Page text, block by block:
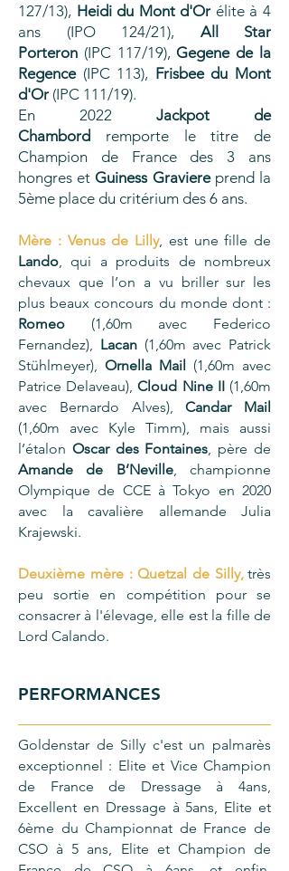
127/13), Heidi du Mont d'Or élite à 4
ans (IPO 124/21), All Star
Porteron (IPC 117/19),Gegene de la
Regence(IPC 113), Frisbee du Mont
d'Or (IPC 111/19).
En 2022 Jackpot de
Chambord remporte le titre de
Champion de France des 3 ans
hongres etGuiness Graviereprend la
5ème place du critérium des 6 ans.
Mère : Venus de Lilly, est une fille de
Lando , qui a produits de nombreux
chevaux que l’on a vu briller sur les
plus beaux concours du monde dont :
Romeo (1,60m avec Federico
Fernandez), Lacan(1,60m avec Patrick
Stühlmeyer), Ornella Mail (1,60m avec
Patrice Delaveau),Cloud Nine II(1,60m
avec Bernardo Alves),Candar Mail
(1,60m avec Kyle Timm), mais aussi
l’étalon Oscar des Fontaines , père de
Amande de B’Neville, championne
Olympique de CCE à Tokyo en 2020
avec la cavalière allemande Julia
Krajewski.
Deuxième mère : Quetzal de Silly, ,très
peu sortie en compétition pour se
consacrer à l'élevage, elle est la fille de
Lord Calando.
PERFORMANCES
Goldenstar de Silly c'est un palmarès
exceptionnel : Elite et Vice Champion
de France de Dressage à 4ans,
Excellent en Dressage à 5ans, Elite et
6ème du Championnat de France de
CSO à 5 ans, Elite et Champion de